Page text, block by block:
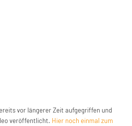
vor längerer Zeit aufgegriffen und
veröffentlicht. Hier noch einmal zum